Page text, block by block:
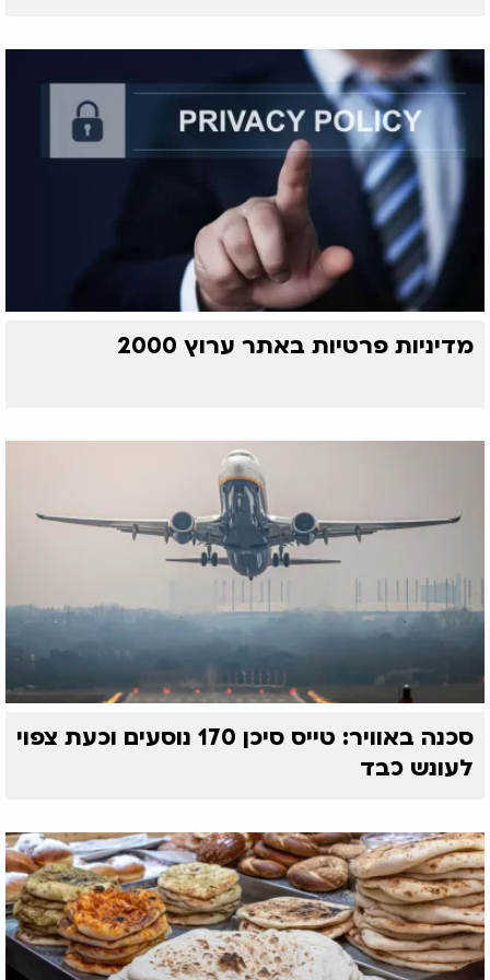
מדיניות פרטיות באתר ערוץ 2000
סכנה באוויר: טייס סיכן 170 נוסעים וכעת צפוי
לעונש כבד